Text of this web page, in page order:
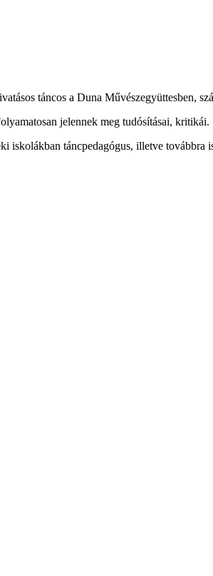
táncos a Duna Művészegyüttesben,
jelennek meg tudósításai, kritikái.
iskolákban táncpedagógus, illetve továbbra